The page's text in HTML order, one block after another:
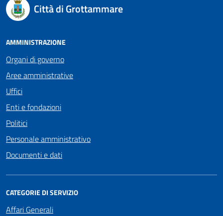
Città di Grottammare
AMMINISTRAZIONE
Organi di governo
Aree amministrative
Uffici
Enti e fondazioni
Politici
Personale amministrativo
Documenti e dati
CATEGORIE DI SERVIZIO
Affari Generali